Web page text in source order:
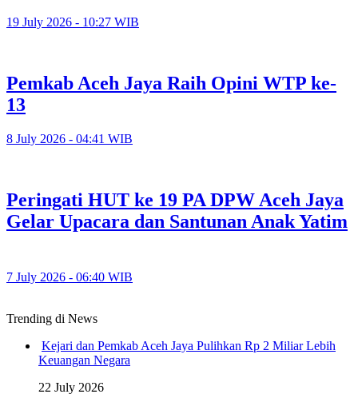
19 July 2026 - 10:27 WIB
Pemkab Aceh Jaya Raih Opini WTP ke-
13
8 July 2026 - 04:41 WIB
Peringati HUT ke 19 PA DPW Aceh Jaya
Gelar Upacara dan Santunan Anak Yatim
7 July 2026 - 06:40 WIB
Trending di News
Kejari dan Pemkab Aceh Jaya Pulihkan Rp 2 Miliar Lebih
Keuangan Negara
22 July 2026